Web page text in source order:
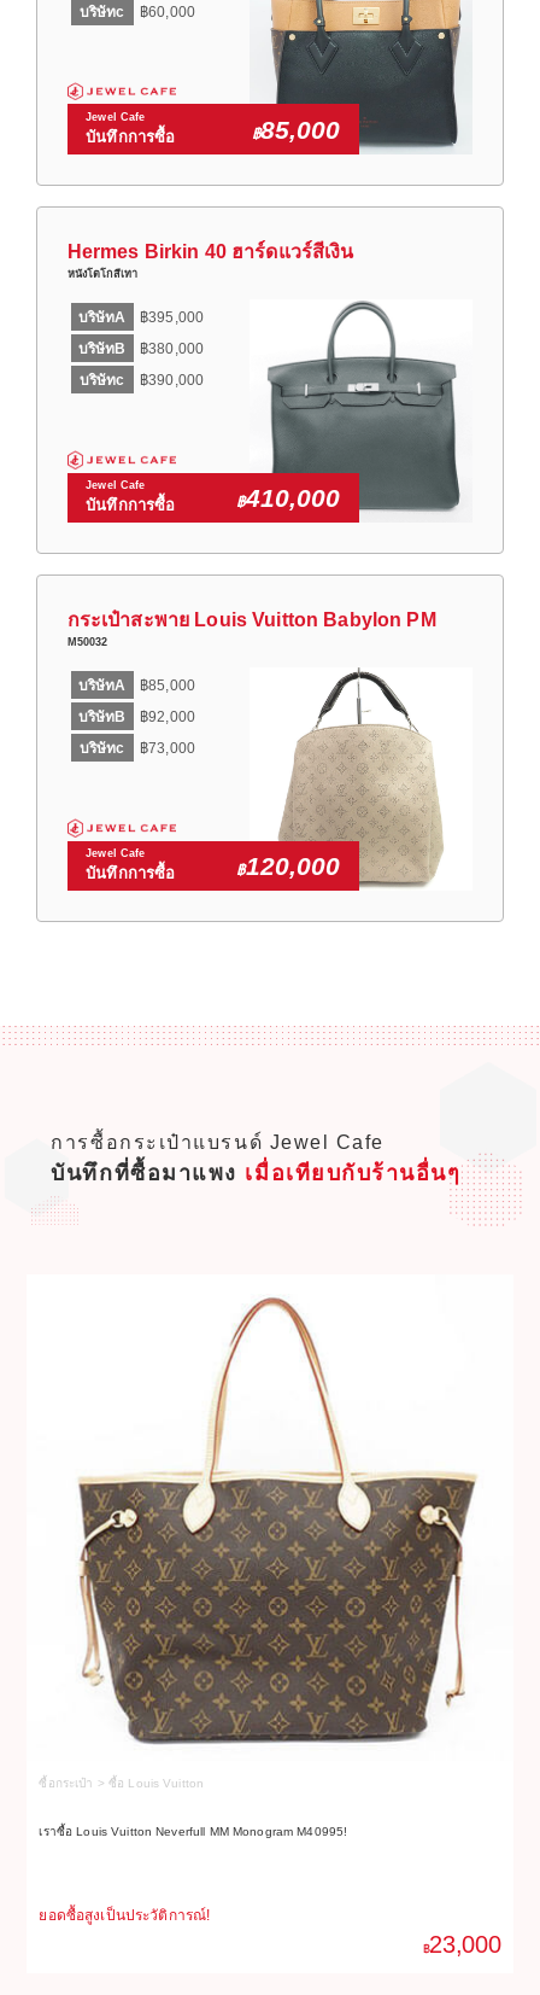
บริษัทc
฿60,000
Jewel Cafe
บันทึกการซื้อ ฿85,000
Hermes Birkin 40 ฮาร์ดแวร์สีเงิน
หนังโตโกสีเทา
บริษัทA
฿395,000
บริษัทB
฿380,000
บริษัทc
฿390,000
Jewel Cafe
บันทึกการซื้อ ฿410,000
กระเป๋าสะพาย Louis Vuitton Babylon PM
M50032
บริษัทA
฿85,000
บริษัทB
฿92,000
บริษัทc
฿73,000
Jewel Cafe
บันทึกการซื้อ ฿120,000
การซื้อกระเป๋าแบรนด์ Jewel Cafe
บันทึกที่ซื้อมาแพง เมื่อเทียบกับร้านอื่นๆ
ซื้อกระเป๋า > ซื้อ Louis Vuitton
เราซื้อ Louis Vuitton Neverfull MM Monogram M40995!
ยอดซื้อสูงเป็นประวัติการณ์!
฿23,000